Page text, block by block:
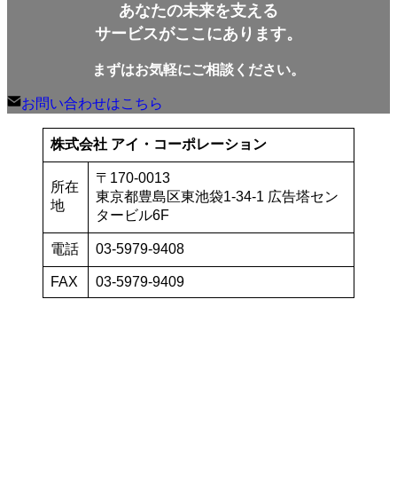
あなたの未来を支える
サービスがここにあります。
まずはお気軽にご相談ください。
お問い合わせはこちら
株式会社 アイ・コーポレーション
所在
地
〒170-0013
東京都豊島区東池袋1-34-1 広告塔セン
タービル6F
電話 03-5979-9408
FAX 03-5979-9409